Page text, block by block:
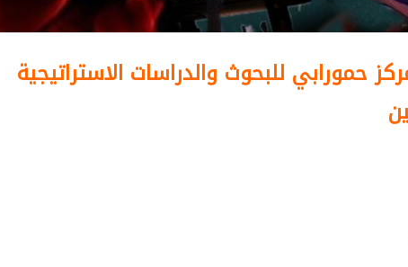
حمورابي للبحوث والدراسات الاستراتيجية